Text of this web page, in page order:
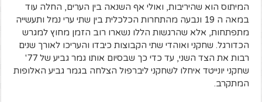
המיתוס הוא שהיריבות, ואולי אף השנאה בין הערים, החלה עוד
במאה ה 19 ונבעה מהתחרות הכלכלית בין שתי ערי נמל ותעשייה
מתפתחות, אלא שהרגשות הללו נשארו רוב הזמן מחוץ למגרש
הכדורגל. שחקני ואוהדי שתי הקבוצות כיבדו והעריכו לאורך שנים
רבות את הצד השני, עד כדי כך שבסיום אותו גמר גביע של 77'
שחקני יונייטד איחלו לשחקני ליברפול הצלחה בגמר גביע האלופות
המתקרב.